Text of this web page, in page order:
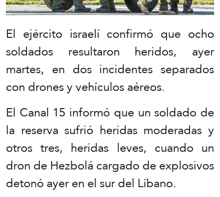
El ejército israelí confirmó que ocho
soldados resultaron heridos, ayer
martes, en dos incidentes separados
con drones y vehículos aéreos.
El Canal 15 informó que un soldado de
la reserva sufrió heridas moderadas y
otros tres, heridas leves, cuando un
dron de Hezbolá cargado de explosivos
detonó ayer en el sur del Líbano.